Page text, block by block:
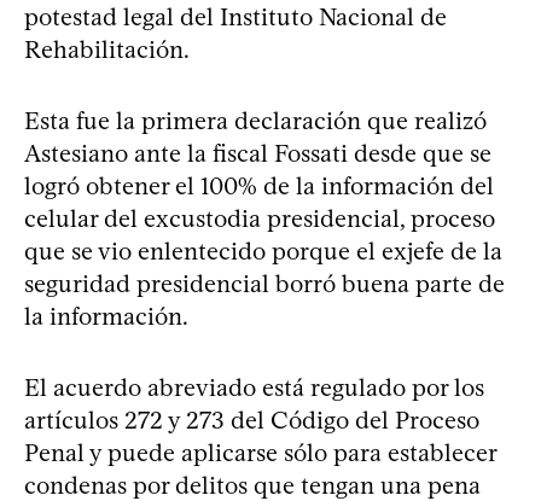
potestad legal del Instituto Nacional de
Rehabilitación.
Esta fue la primera declaración que realizó
Astesiano ante la fiscal Fossati desde que se
logró obtener el 100% de la información del
celular del excustodia presidencial, proceso
que se vio enlentecido porque el exjefe de la
seguridad presidencial borró buena parte de
la información.
El acuerdo abreviado está regulado por los
artículos 272 y 273 del Código del Proceso
Penal y puede aplicarse sólo para establecer
condenas por delitos que tengan una pena